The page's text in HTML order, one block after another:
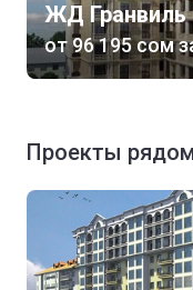
ЖД Гранвиль
от‍96 195 сом
Проекты